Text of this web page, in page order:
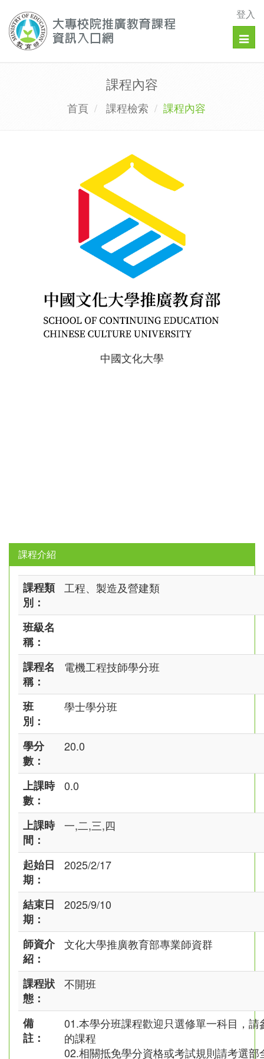
登入
課程內容
首頁 課程檢索 課程內容
中國文化大學
課程介紹
課程類
別：
工程、製造及營建類
班級名
稱：
課程名
稱：
電機工程技師學分班
班
別：
學士學分班
學分
數：
20.0
上課時
數：
0.0
上課時
間：
一,二,三,四
起始日
期：
2025/2/17
結束日
期：
2025/9/10
師資介
紹：
文化大學推廣教育部專業師資群
課程狀
態：
不開班
備
註：
01.本學分班課程歡迎只選修單一科目，請
的課程
02.相關抵免學分資格或考試規則請考選部